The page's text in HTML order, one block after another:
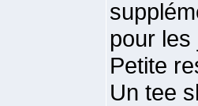
pour les
Petite
Un tee